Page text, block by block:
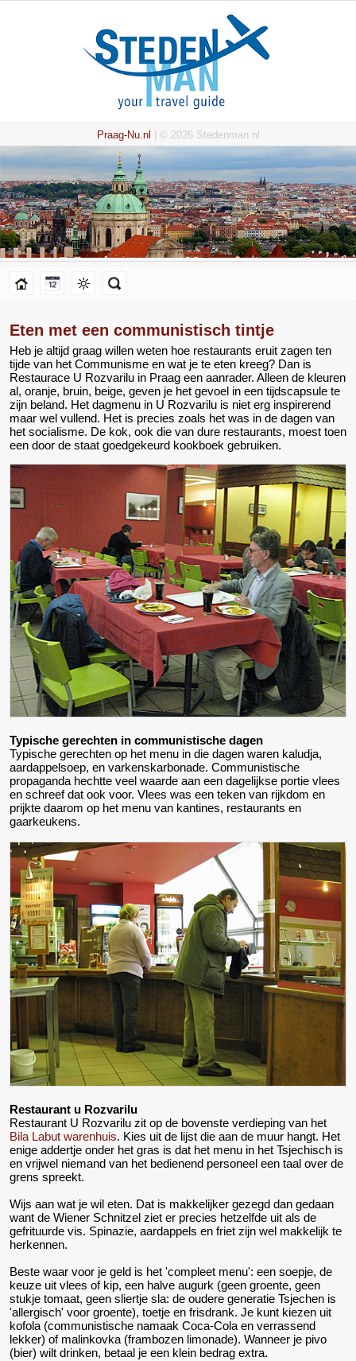
Praag-Nu.nl | © 2026 Stedenman.nl
Eten met een communistisch tintje
Heb je altijd graag willen weten hoe restaurants eruit zagen ten
tijde van het Communisme en wat je te eten kreeg? Dan is
Restaurace U Rozvarilu in Praag een aanrader. Alleen de kleuren
al, oranje, bruin, beige, geven je het gevoel in een tijdscapsule te
zijn beland. Het dagmenu in U Rozvarilu is niet erg inspirerend
maar wel vullend. Het is precies zoals het was in de dagen van
het socialisme. De kok, ook die van dure restaurants, moest toen
een door de staat goedgekeurd kookboek gebruiken.
Typische gerechten in communistische dagen
Typische gerechten op het menu in die dagen waren kaludja,
aardappelsoep, en varkenskarbonade. Communistische
propaganda hechtte veel waarde aan een dagelijkse portie vlees
en schreef dat ook voor. Vlees was een teken van rijkdom en
prijkte daarom op het menu van kantines, restaurants en
gaarkeukens.
Restaurant u Rozvarilu
Restaurant U Rozvarilu zit op de bovenste verdieping van het
Bila Labut warenhuis. Kies uit de lijst die aan de muur hangt. Het
enige addertje onder het gras is dat het menu in het Tsjechisch is
en vrijwel niemand van het bedienend personeel een taal over de
grens spreekt.
Wijs aan wat je wil eten. Dat is makkelijker gezegd dan gedaan
want de Wiener Schnitzel ziet er precies hetzelfde uit als de
gefrituurde vis. Spinazie, aardappels en friet zijn wel makkelijk te
herkennen.
Beste waar voor je geld is het 'compleet menu': een soepje, de
keuze uit vlees of kip, een halve augurk (geen groente, geen
stukje tomaat, geen sliertje sla: de oudere generatie Tsjechen is
'allergisch' voor groente), toetje en frisdrank. Je kunt kiezen uit
kofola (communistische namaak Coca-Cola en verrassend
lekker) of malinkovka (frambozen limonade). Wanneer je pivo
(bier) wilt drinken, betaal je een klein bedrag extra.